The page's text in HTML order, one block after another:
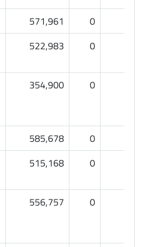
571,961 0
522,983 0
354,900 0
585,678 0
515,168 0
556,757 0